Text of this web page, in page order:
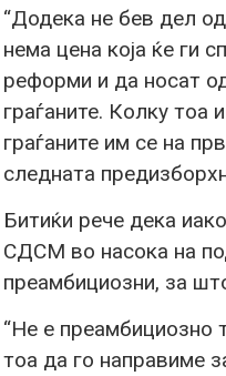
“Додека не бев дел
нема цена која ќе ги
реформи и да носат
граѓаните. Колку тоа
граѓаните им се на
следната
Битиќи рече дека
СДСМ во насока на
преамбициозни, за
“Не е преамбициозно
тоа да го направиме